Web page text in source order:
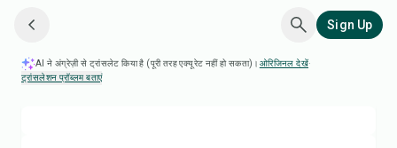
Sign Up
AI ने अंग्रेज़ी से ट्रांसलेट किया है (पूरी तरह एक्यूरेट नहीं हो सकता)। ओरिजिनल देखें·
ट्रांसलेशन प्रॉब्लम बताएं